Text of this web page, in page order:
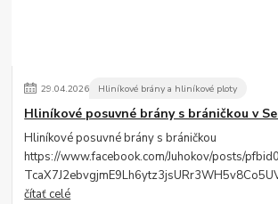
29.04.2026 Hliníkové brány a hliníkové ploty
Hliníkové posuvné brány s bráničkou v
Hliníkové posuvné brány s bráničkou
https://www.facebook.com/Juhokov/posts/
čítať celé